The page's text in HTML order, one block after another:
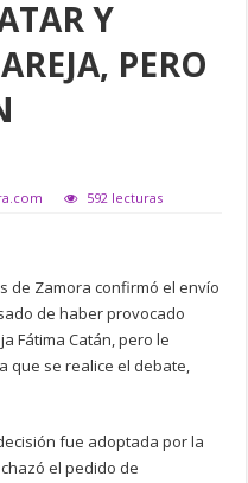
Y
PERO
592 lecturas
de Zamora confirmó el envío
de haber provocado
Fátima Catán, pero le
que se realice el debate,
fue adoptada por la
el pedido de